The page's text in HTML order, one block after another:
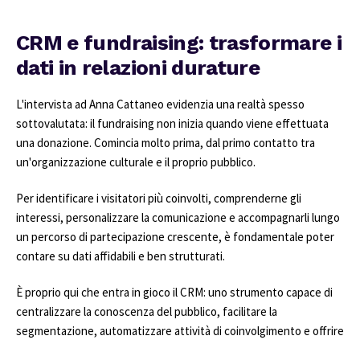
CRM e fundraising: trasformare i
dati in relazioni durature
L'intervista ad Anna Cattaneo evidenzia una realtà spesso
sottovalutata: il fundraising non inizia quando viene effettuata
una donazione. Comincia molto prima, dal primo contatto tra
un'organizzazione culturale e il proprio pubblico.
Per identificare i visitatori più coinvolti, comprenderne gli
interessi, personalizzare la comunicazione e accompagnarli lungo
un percorso di partecipazione crescente, è fondamentale poter
contare su dati affidabili e ben strutturati.
È proprio qui che entra in gioco il CRM: uno strumento capace di
centralizzare la conoscenza del pubblico, facilitare la
segmentazione, automatizzare attività di coinvolgimento e offrire